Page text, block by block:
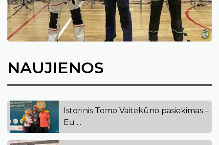
NAUJIENOS
Istorinis Tomo Vaitekūno pasiekimas –
Eu ...